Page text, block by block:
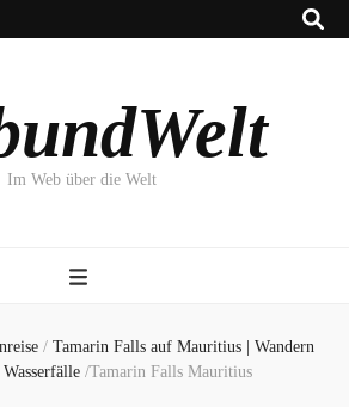
Im Web über die Welt
/ Tamarin Falls auf Mauritius | Wandern
/Tamarin Falls Mauritius